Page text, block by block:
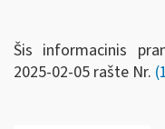
Šis informacinis
2025-02-05 rašte Nr.